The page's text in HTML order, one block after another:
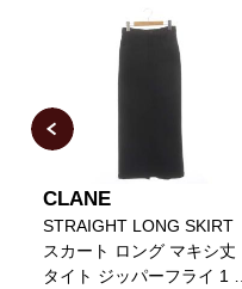
CLANE
STRAIGHT LONG SKIRT
スカート ロング マキシ丈
タイト ジッパーフライ 1 黒